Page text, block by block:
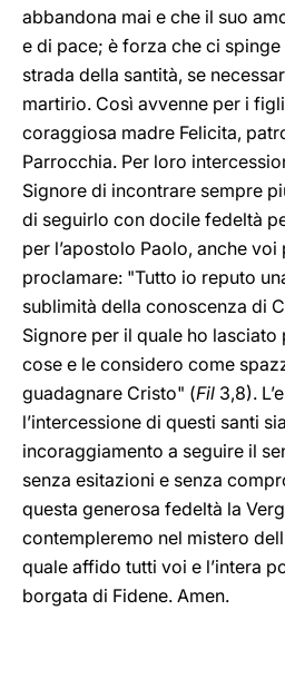
abbandona mai e che il suo
e di pace; è forza che ci
strada della santità, se
martirio. Così avvenne per i
coraggiosa madre Felicita,
Parrocchia. Per loro
Signore di incontrare sempre
di seguirlo con docile fedeltà
per l’apostolo Paolo, anche
proclamare: "Tutto io reputo
sublimità della conoscenza di
Signore per il quale ho lasciato
cose e le considero come
guadagnare Cristo" (Fil 3,8).
l’intercessione di questi santi
incoraggiamento a seguire il
senza esitazioni e senza
questa generosa fedeltà la
contempleremo nel mistero
quale affido tutti voi e l’intera
borgata di Fidene. Amen.